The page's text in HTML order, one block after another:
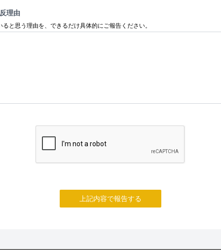
理由
ると思う理由を、できるだけ具体的にご報告ください。
上記内容で報告する